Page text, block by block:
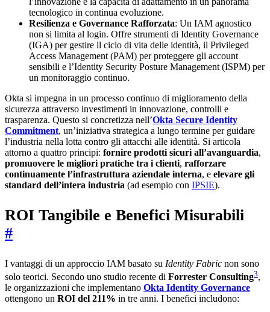
tecnologico in continua evoluzione.
Resilienza e Governance Rafforzata: Un IAM agnostico
non si limita al login. Offre strumenti di Identity Governance
(IGA) per gestire il ciclo di vita delle identità, il Privileged
Access Management (PAM) per proteggere gli account
sensibili e l’Identity Security Posture Management (ISPM) per
un monitoraggio continuo.
Okta si impegna in un processo continuo di miglioramento della
sicurezza attraverso investimenti in innovazione, controlli e
trasparenza. Questo si concretizza nell’Okta Secure Identity
Commitment, un’iniziativa strategica a lungo termine per guidare
l’industria nella lotta contro gli attacchi alle identità. Si articola
attorno a quattro principi: fornire prodotti sicuri all’avanguardia,
promuovere le migliori pratiche tra i clienti, rafforzare
continuamente l’infrastruttura aziendale interna, e elevare gli
standard dell’intera industria (ad esempio con IPSIE).
ROI Tangibile e Benefici Misurabili
#
I vantaggi di un approccio IAM basato su Identity Fabric non sono
solo teorici. Secondo uno studio recente di Forrester Consulting3,
le organizzazioni che implementano Okta Identity Governance
ottengono un ROI del 211% in tre anni. I benefici includono: